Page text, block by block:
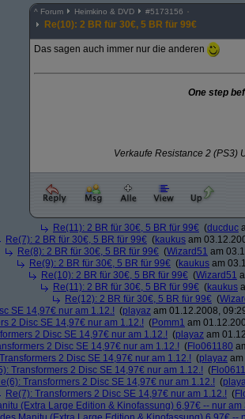
^ Forum Heimkino & DVD #5173156
Re(10): 2 BR für 30€, 5 BR für 99€
Das sagen auch immer nur die anderen
One step
Verkaufe Resistance 2 (PS3)
Re(11): 2 BR für 30€, 5 BR für 99€ (ducduc
Re(7): 2 BR für 30€, 5 BR für 99€ (kaukus am
Re(8): 2 BR für 30€, 5 BR für 99€ (Wizard51 am
Re(9): 2 BR für 30€, 5 BR für 99€ (kaukus am
Re(10): 2 BR für 30€, 5 BR für 99€ (Wizard51
Re(11): 2 BR für 30€, 5 BR für 99€ (kaukus
Re(12): 2 BR für 30€, 5 BR für 99€ (
SE 14,97€ nur am 1.12.! (playaz am 01.12.2008,
2 Disc SE 14,97€ nur am 1.12.! (Pomm1 am
2 Disc SE 14,97€ nur am 1.12.! (playaz am
2 Disc SE 14,97€ nur am 1.12.! (Flo061180
2 Disc SE 14,97€ nur am 1.12.! (playaz
Transformers 2 Disc SE 14,97€ nur am 1.12.! (
Transformers 2 Disc SE 14,97€ nur am 1.12.! (
Re(7): Transformers 2 Disc SE 14,97€ nur am 1.12.! (
(Extra Large Edition & Kinofassung) 6,97€ -- nur am